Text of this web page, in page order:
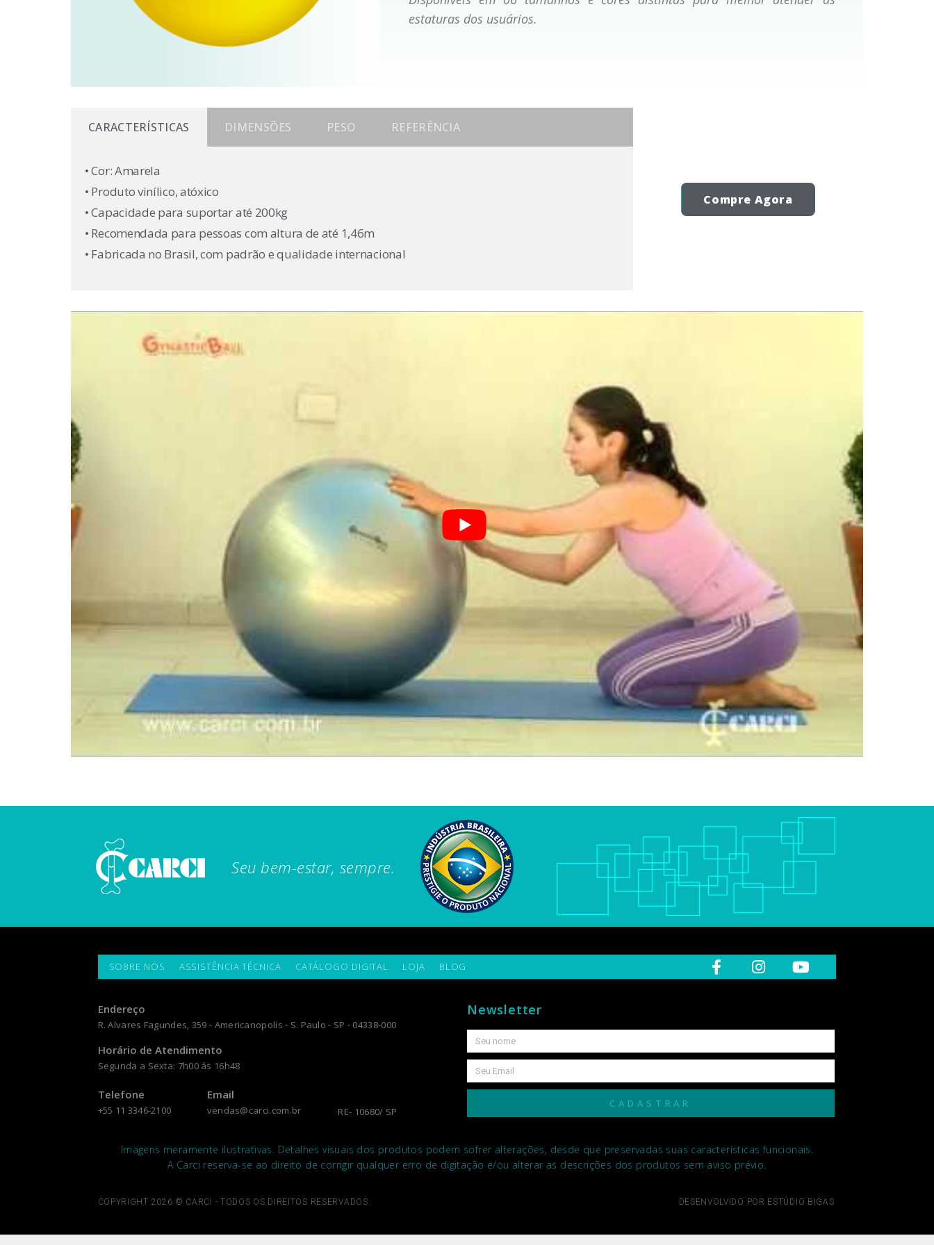
estaturas dos usuários.
CARACTERÍSTICAS DIMENSÕES PESO REFERÊNCIA
• Cor: Amarela
• Produto vinílico, atóxico
• Capacidade para suportar até 200kg
• Recomendada para pessoas com altura de até 1,46m
• Fabricada no Brasil, com padrão e qualidade internacional
Compre Agora
Seu bem-estar, sempre.
SOBRE NÓS ASSISTÊNCIA TÉCNICA CATÁLOGO DIGITAL LOJA BLOG
Endereço
R. Alvares Fagundes, 359 - Americanopolis - S. Paulo - SP - 04338-000
Horário de Atendimento
Segunda a Sexta: 7h00 ás 16h48
Telefone
+55 11 3346-2100
Email
vendas@carci.com.br RE- 10680/ SP
Newsletter
CADASTRAR
Imagens meramente ilustrativas. Detalhes visuais dos produtos podem sofrer alterações, desde que preservadas suas características funcionais.
A Carci reserva-se ao direito de corrigir qualquer erro de digitação e/ou alterar as descrições dos produtos sem aviso prévio.
COPYRIGHT 2026 © CARCI - TODOS OS DIREITOS RESERVADOS. DESENVOLVIDO POR ESTÚDIO BIGAS